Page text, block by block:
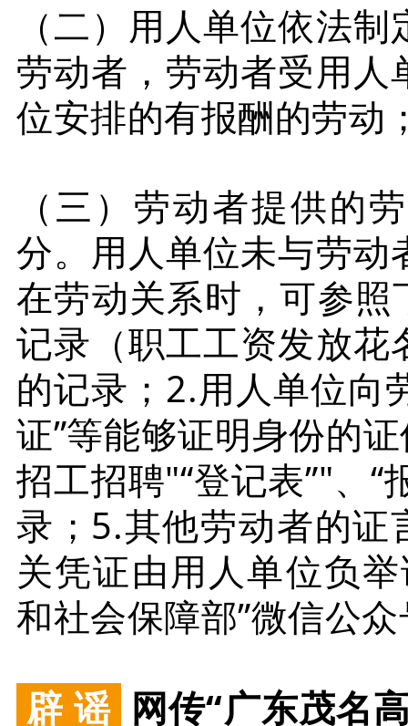
（二）用人单位依法
劳动者，劳动者受用
位安排的有报酬的劳动
（三）劳动者提供的
分。用人单位未与劳
在劳动关系时，可参
记录（职工工资发放
的记录；2.用人单位向
证”等能够证明身份的
招工招聘"“登记表”"、
录；5.其他劳动者的
关凭证由用人单位负
和社会保障部”微信公
辟 谣 网传“广东茂名